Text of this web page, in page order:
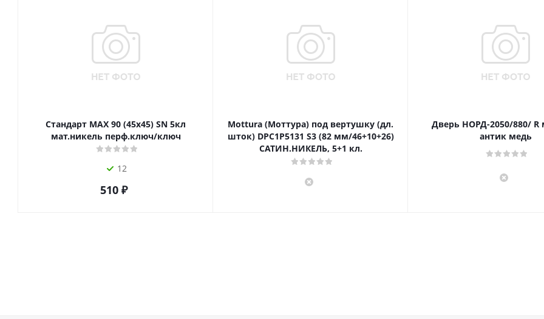
Стандарт MAX 90 (45х45) SN 5кл
мат.никель перф.ключ/ключ
12
510₽
Mottura (Моттура) под вертушку (дл.
шток) DPC1P5131 S3 (82 мм/46+10+26)
САТИН.НИКЕЛЬ, 5+1 кл.
Дверь НОРД-2050/880/ R
антик медь